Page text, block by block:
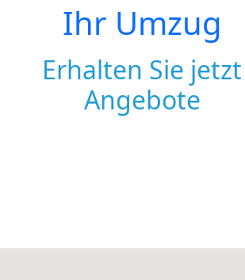
Ihr Umzug
Erhalten Sie jetzt
Angebote